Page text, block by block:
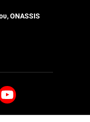
ONASSIS